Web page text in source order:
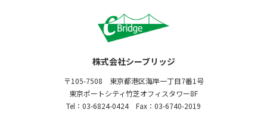
株式会社シーブリッジ
〒105-7508 東京都港区海岸一丁目7番1号
東京ポートシティ竹芝オフィスタワー8F
Tel：03-6824-0424 Fax：03-6740-2019